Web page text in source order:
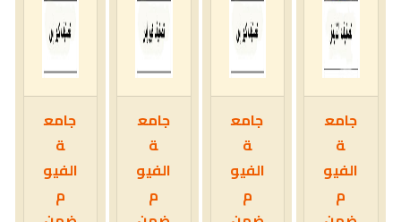
جامع
ة
الفيو
م
جامع
ة
الفيو
م
جامع
ة
الفيو
م
جامع
ة
الفيو
م